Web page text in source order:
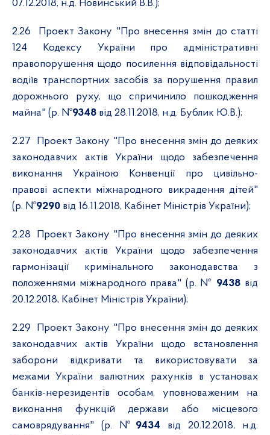
07.12.2018, н.д. Новинський В.В.);
2.26
Проект Закону "Про внесення змін до статті
124 Кодексу України про адміністративні
правопорушення щодо посилення відповідальності
водіїв транспортних засобів за порушення правил
дорожнього руху, що спричинило пошкодження
майна" (р. №9348 від 28.11.2018, н.д. Бублик Ю.В.);
2.27
Проект Закону "Про внесення змін до деяких
законодавчих актів України щодо забезпечення
виконання Україною Конвенції про цивільно-
правові аспекти міжнародного викрадення дітей"
(р. №9290 від 16.11.2018, Кабінет Міністрів України);
2.28
Проект Закону "Про внесення змін до деяких
законодавчих актів України щодо забезпечення
гармонізації кримінального законодавства з
положеннями міжнародного права" (р. № 9438 від
20.12.2018, Кабінет Міністрів України);
2.29
Проект Закону "Про внесення змін до деяких
законодавчих актів України щодо встановлення
заборони відкривати та використовувати за
межами України валютних рахунків в установах
банків-нерезидентів особам, уповноваженим на
виконання функцій держави або місцевого
самоврядування" (р. № 9434 від 20.12.2018, н.д.